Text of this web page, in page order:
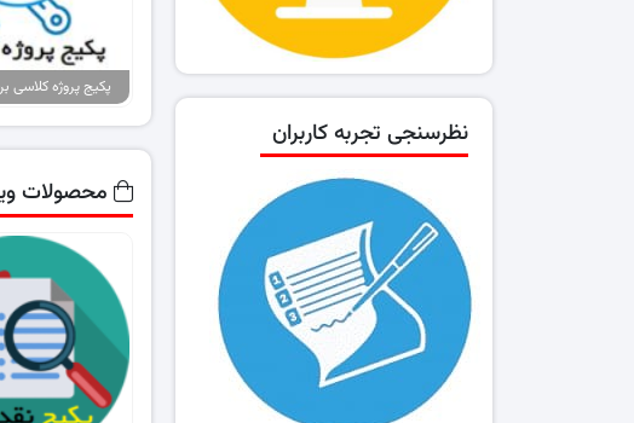
محصولات
نظرسنجی تجربه کاربران